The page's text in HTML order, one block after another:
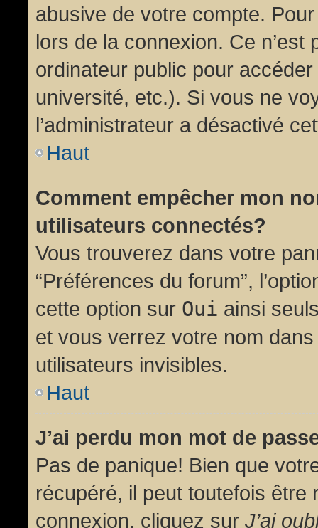
abusive de votre compte.
lors de la connexion. Ce
ordinateur public pour
université, etc.). Si vous ne
l’administrateur a désactivé
Haut
Comment empêcher mon
utilisateurs connectés?
Vous trouverez dans votre
“Préférences du forum”,
cette option sur Oui ainsi
et vous verrez votre nom
utilisateurs invisibles.
Haut
J’ai perdu mon mot de
Pas de panique! Bien que
récupéré, il peut toutefois être
connexion, cliquez sur J’ai